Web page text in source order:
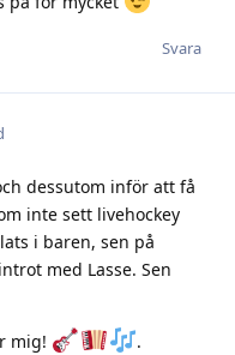
Svara
dessutom inför att få
inte sett livehockey
i baren, sen på
med Lasse. Sen
mig!
.